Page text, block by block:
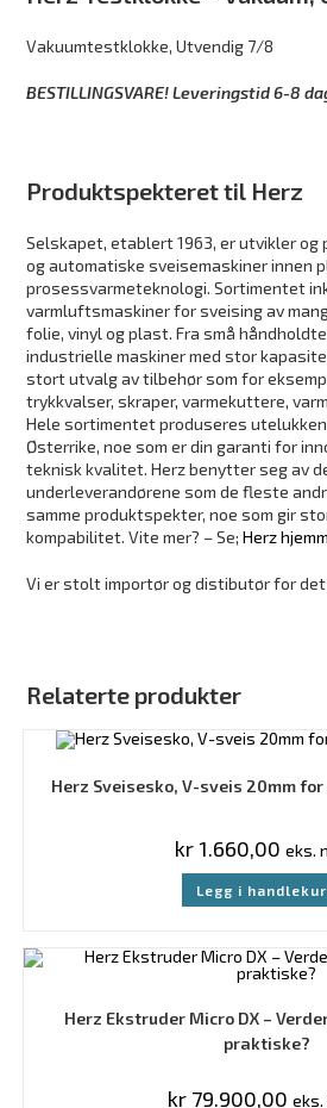
Vakuumtestklokke, Utvendig 7/8
BESTILLINGSVARE! Leveringstid 6-8
Produktspekteret til Herz
Selskapet, etablert 1963, er utvikler og
og automatiske sveisemaskiner innen
prosessvarmeteknologi. Sortimentet
varmluftsmaskiner for sveising av
folie, vinyl og plast. Fra små
industrielle maskiner med stor
stort utvalg av tilbehør som for
trykkvalser, skraper, varmekuttere,
Hele sortimentet produseres
Østerrike, noe som er din garanti for
teknisk kvalitet. Herz benytter seg av
underleverandørene som de fleste
samme produktspekter, noe som gir
kompabilitet. Vite mer? – Se;Herz
Vi er stolt importør og distibutør for
Relaterte produkter
Herz Sveisesko, V-sveis 20mm for
kr 1.660,00 eks.
Legg i
Herz Ekstruder Micro DX –
praktiske?
kr 79.900,00 eks.